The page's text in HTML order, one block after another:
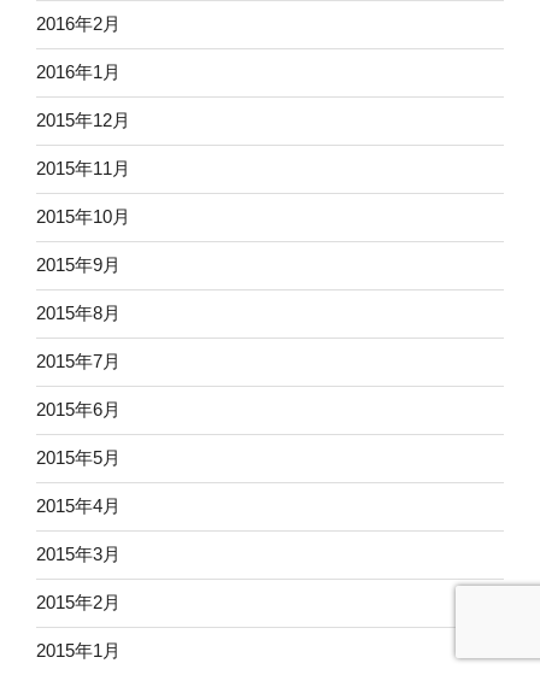
2016年2月
2016年1月
2015年12月
2015年11月
2015年10月
2015年9月
2015年8月
2015年7月
2015年6月
2015年5月
2015年4月
2015年3月
2015年2月
2015年1月